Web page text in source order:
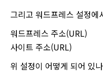
그리고 워드프레스 설정에
워드프레스 주소(URL)
사이트 주소(URL)
위 설정이 어떻게 되어 있